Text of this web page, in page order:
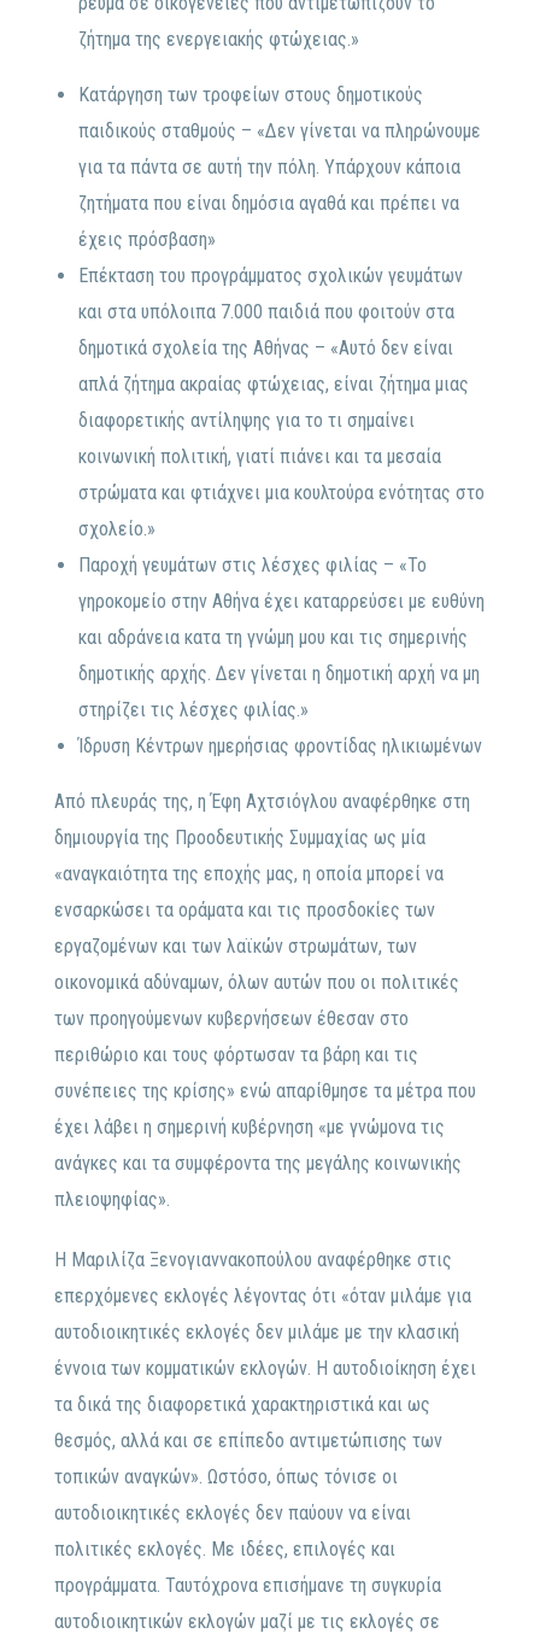
ζήτημα της ενεργειακής φτώχειας.»
Κατάργηση των τροφείων στους δημοτικούς
παιδικούς σταθμούς – «Δεν γίνεται να πληρώνουμε
για τα πάντα σε αυτή την πόλη. Υπάρχουν κάποια
ζητήματα που είναι δημόσια αγαθά και πρέπει να
έχεις πρόσβαση»
Επέκταση του προγράμματος σχολικών γευμάτων
και στα υπόλοιπα 7.000 παιδιά που φοιτούν στα
δημοτικά σχολεία της Αθήνας – «Αυτό δεν είναι
απλά ζήτημα ακραίας φτώχειας, είναι ζήτημα μιας
διαφορετικής αντίληψης για το τι σημαίνει
κοινωνική πολιτική, γιατί πιάνει και τα μεσαία
στρώματα και φτιάχνει μια κουλτούρα ενότητας στο
σχολείο.»
Παροχή γευμάτων στις λέσχες φιλίας – «Το
γηροκομείο στην Αθήνα έχει καταρρεύσει με ευθύνη
και αδράνεια κατα τη γνώμη μου και τις σημερινής
δημοτικής αρχής. Δεν γίνεται η δημοτική αρχή να μη
στηρίζει τις λέσχες φιλίας.»
Ίδρυση Κέντρων ημερήσιας φροντίδας ηλικιωμένων
Από πλευράς της, η Έφη Αχτσιόγλου αναφέρθηκε στη
δημιουργία της Προοδευτικής Συμμαχίας ως μία
«αναγκαιότητα της εποχής μας, η οποία μπορεί να
ενσαρκώσει τα οράματα και τις προσδοκίες των
εργαζομένων και των λαϊκών στρωμάτων, των
οικονομικά αδύναμων, όλων αυτών που οι πολιτικές
των προηγούμενων κυβερνήσεων έθεσαν στο
περιθώριο και τους φόρτωσαν τα βάρη και τις
συνέπειες της κρίσης» ενώ απαρίθμησε τα μέτρα που
έχει λάβει η σημερινή κυβέρνηση «με γνώμονα τις
ανάγκες και τα συμφέροντα της μεγάλης κοινωνικής
πλειοψηφίας».
Η Μαριλίζα Ξενογιαννακοπούλου αναφέρθηκε στις
επερχόμενες εκλογές λέγοντας ότι «όταν μιλάμε για
αυτοδιοικητικές εκλογές δεν μιλάμε με την κλασική
έννοια των κομματικών εκλογών. Η αυτοδιοίκηση έχει
τα δικά της διαφορετικά χαρακτηριστικά και ως
θεσμός, αλλά και σε επίπεδο αντιμετώπισης των
τοπικών αναγκών». Ωστόσο, όπως τόνισε οι
αυτοδιοικητικές εκλογές δεν παύουν να είναι
πολιτικές εκλογές. Με ιδέες, επιλογές και
προγράμματα. Ταυτόχρονα επισήμανε τη συγκυρία
αυτοδιοικητικών εκλογών μαζί με τις εκλογές σε